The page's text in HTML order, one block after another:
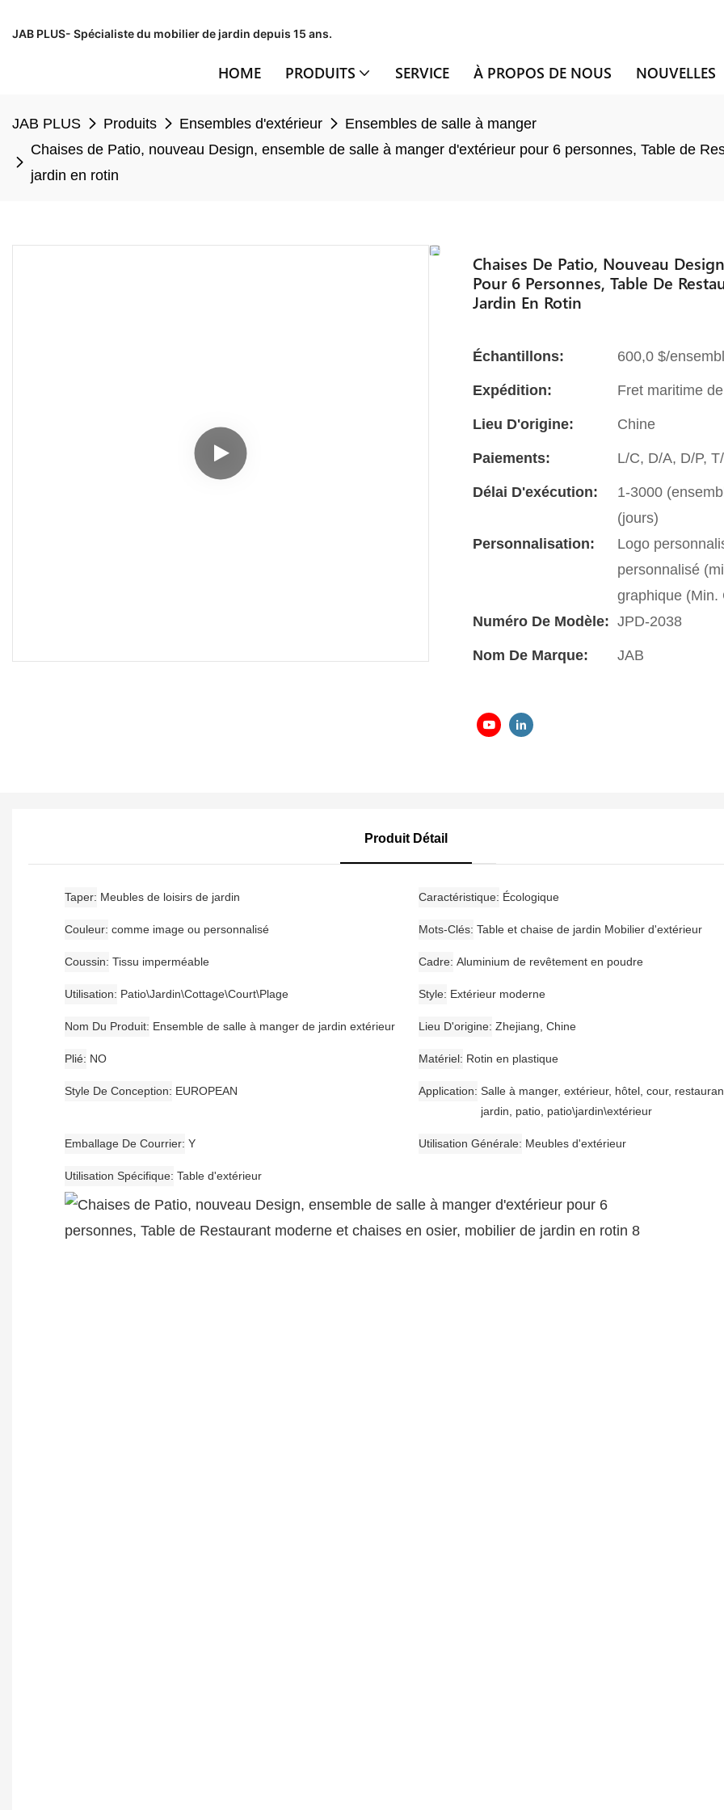
JAB PLUS- Spécialiste du mobilier de jardin depuis 15 ans.
HOME PRODUITS SERVICE À PROPOS DE NOUS NOUVELLES
JAB PLUS Produits Ensembles d'extérieur
Ensembles de salle à manger
Chaises de Patio, nouveau Design, ensemble de salle à manger d'extérieur pour 6 personnes, Table de
jardin en rotin
Chaises De Patio, Nouveau
Pour 6 Personnes, Table De
Jardin En Rotin
Échantillons: 600,0 $/
Expédition: Fret maritime
Lieu D'origine: Chine
Paiements: L/C, D/A, D/P,
Délai D'exécution:
1-3000
(jours)
Personnalisation:
Logo
personnalisé
graphique (Min.
Numéro De Modèle: JPD-2038
Nom De Marque: JAB
Produit Détail
Taper Meubles de loisirs de jardin Caractéristique Écologique
Couleur comme image ou personnalisé Mots-Clés Table et chaise de jardin Mobilier d'extérieur
Coussin Tissu imperméable Cadre Aluminium de revêtement en poudre
Utilisation Patio\Jardin\Cottage\Court\Plage Style Extérieur moderne
Nom Du Produit Ensemble de salle à manger de jardin extérieur Lieu D'origine Zhejiang, Chine
Plié NO Matériel Rotin en plastique
Style De Conception EUROPEAN Application Salle à manger, extérieur, hôtel, cour,
jardin, patio, patio\jardin\extérieur
Emballage De Courrier Y Utilisation Générale Meubles d'extérieur
Utilisation Spécifique Table d'extérieur